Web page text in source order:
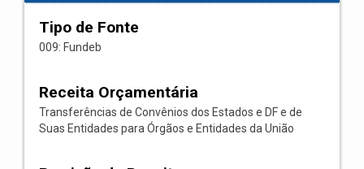
Tipo de Fonte
009: Fundeb
Receita Orçamentária
Transferências de Convênios dos Estados e DF e de
Suas Entidades para Órgãos e Entidades da União